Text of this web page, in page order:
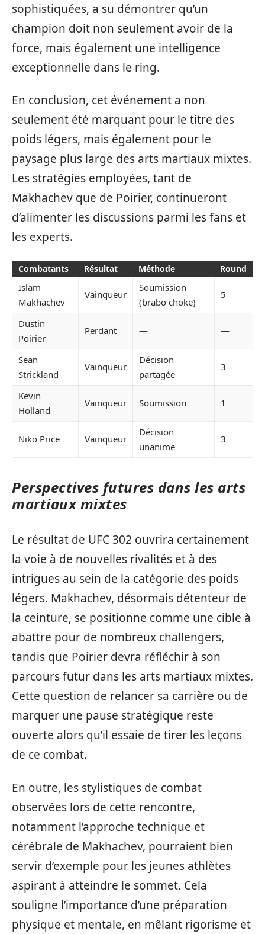
sophistiquées, a su démontrer qu’un
champion doit non seulement avoir de la
force, mais également une intelligence
exceptionnelle dans le ring.
En conclusion, cet événement a non
seulement été marquant pour le titre des
poids légers, mais également pour le
paysage plus large des arts martiaux mixtes.
Les stratégies employées, tant de
Makhachev que de Poirier, continueront
d’alimenter les discussions parmi les fans et
les experts.
Combatants Résultat Méthode Round
Islam
Makhachev
Vainqueur
Soumission
(brabo choke)
5
Dustin
Poirier
Perdant — —
Sean
Strickland
Vainqueur
Décision
partagée
3
Kevin
Holland
Vainqueur Soumission 1
Niko Price Vainqueur
Décision
unanime
3
Perspectives futures dans les arts
martiaux mixtes
Le résultat de UFC 302 ouvrira certainement
la voie à de nouvelles rivalités et à des
intrigues au sein de la catégorie des poids
légers. Makhachev, désormais détenteur de
la ceinture, se positionne comme une cible à
abattre pour de nombreux challengers,
tandis que Poirier devra réfléchir à son
parcours futur dans les arts martiaux mixtes.
Cette question de relancer sa carrière ou de
marquer une pause stratégique reste
ouverte alors qu’il essaie de tirer les leçons
de ce combat.
En outre, les stylistiques de combat
observées lors de cette rencontre,
notamment l’approche technique et
cérébrale de Makhachev, pourraient bien
servir d’exemple pour les jeunes athlètes
aspirant à atteindre le sommet. Cela
souligne l’importance d’une préparation
physique et mentale, en mêlant rigorisme et